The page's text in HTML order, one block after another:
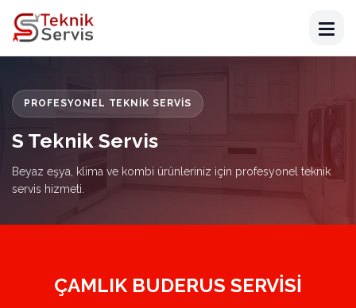
PROFESYONEL TEKNIK SERVIS
S Teknik Servis
Beyaz eşya, klima ve kombi ürünleriniz için profesyonel teknik
servis hizmeti.
ÇAMLIK BUDERUS SERVISI